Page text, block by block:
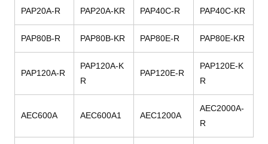
PAP20A-R PAP20A-KR PAP40C-R PAP40C-KR
PAP80B-R PAP80B-KR PAP80E-R PAP80E-KR
PAP120A-R
PAP120A-K
R
PAP120E-R
PAP120E-K
R
AEC600A AEC600A1 AEC1200A
AEC2000A-
R